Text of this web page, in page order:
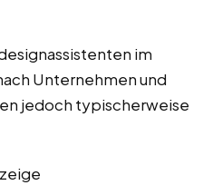
im
Unternehmen und
jedoch typischerweise